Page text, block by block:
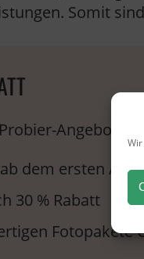
Somit
Angebots
dem ersten
30 % Rabatt
Fotopakete